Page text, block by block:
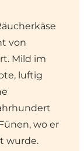
von
Mild im
luftig
, wo er
wurde.